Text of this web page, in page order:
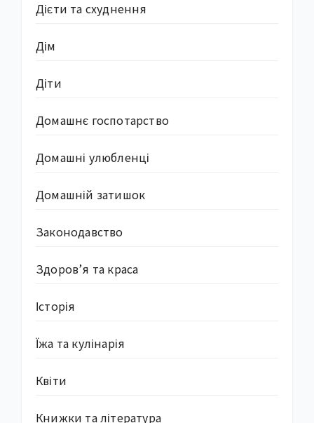
Дієти та схуднення
Дім
Діти
Домашнє госпотарство
Домашні улюбленці
Домашній затишок
Законодавство
Здоров’я та краса
Історія
Їжа та кулінарія
Квіти
Книжки та література